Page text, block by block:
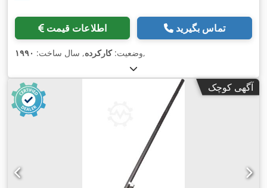
اطلاعات قیمت تماس بگیرید
وضعیت:کارکرده, سال ساخت: ۱۹۹۰ ,
آگهی کوچک